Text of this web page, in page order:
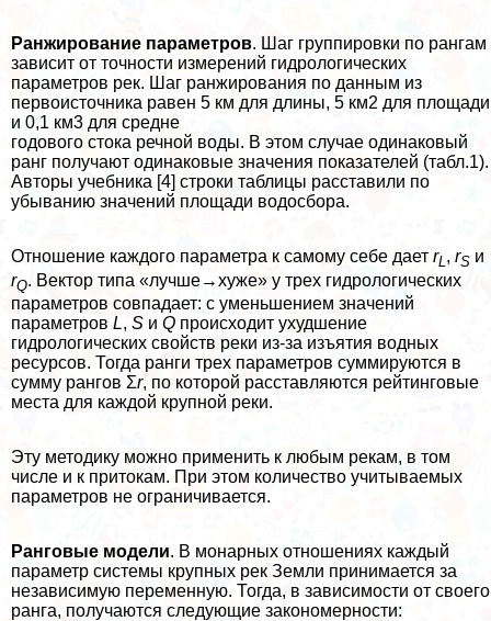
Ранжирование параметров. Шаг группировки по рангам
зависит от точности измерений гидрологических
параметров рек. Шаг ранжирования по данным из
первоисточника равен 5 км для длины, 5 км2 для площади
и 0,1 км3 для средне
годового стока речной воды. В этом случае одинаковый
ранг получают одинаковые значения показателей (табл.1).
Авторы учебника [4] строки таблицы расставили по
убыванию значений площади водосбора.
Отношение каждого параметра к самому себе дает rL, rS и
rQ. Вектор типа «лучше→хуже» у трех гидрологических
параметров совпадает: с уменьшением значений
параметров L, S и Q происходит ухудшение
гидрологических свойств реки из-за изъятия водных
ресурсов. Тогда ранги трех параметров суммируются в
сумму рангов Σr, по которой расставляются рейтинговые
места для каждой крупной реки.
Эту методику можно применить к любым рекам, в том
числе и к притокам. При этом количество учитываемых
параметров не ограничивается.
Ранговые модели. В монарных отношениях каждый
параметр системы крупных рек Земли принимается за
независимую переменную. Тогда, в зависимости от своего
ранга, получаются следующие закономерности: